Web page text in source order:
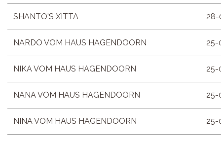
SHANTO'S XITTA
NARDO VOM HAUS HAGENDOORN 25-
NIKA VOM HAUS HAGENDOORN 25-
NANA VOM HAUS HAGENDOORN 25-
NINA VOM HAUS HAGENDOORN 25-